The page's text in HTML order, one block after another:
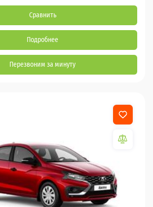
Сравнить
Подробнее
Перезвоним за минуту